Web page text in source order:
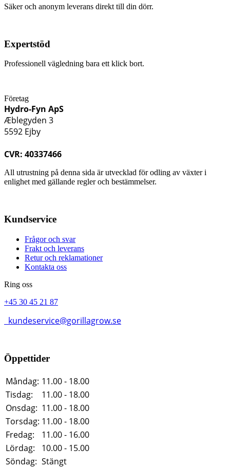
Säker och anonym leverans direkt till din dörr.
Expertstöd
Professionell vägledning bara ett klick bort.
Företag
Hydro-Fyn ApS
Æblegyden 3
5592 Ejby
CVR: 40337466
All utrustning på denna sida är utvecklad för odling av växter i
enlighet med gällande regler och bestämmelser.
Kundservice
Frågor och svar
Frakt och leverans
Retur och reklamationer
Kontakta oss
Ring oss
+45 30 45 21 87
kundeservice@gorillagrow.se
Öppettider
Måndag: 11.00 - 18.00
Tisdag:
11.00 - 18.00
Onsdag: 11.00 - 18.00
Torsdag: 11.00 - 18.00
Fredag:
11.00 - 16.00
Lördag:
10.00 - 15.00
Söndag: Stängt